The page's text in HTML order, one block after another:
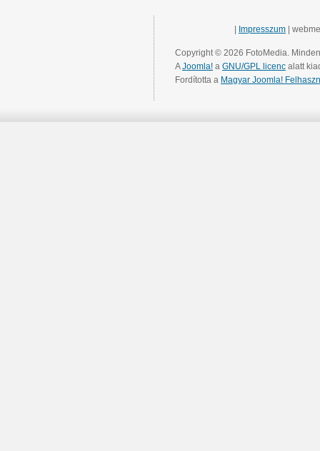
Impresszum |
Copyright © 2026 FotoMedia.
AJoomla! a GNU/GPL licenc alatt
Fordította a Magyar Joomla!